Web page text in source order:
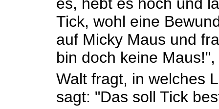
Tick, wohl eine
auf Micky Maus und
bin doch keine
Walt fragt, in welches
sagt: "Das soll Tick